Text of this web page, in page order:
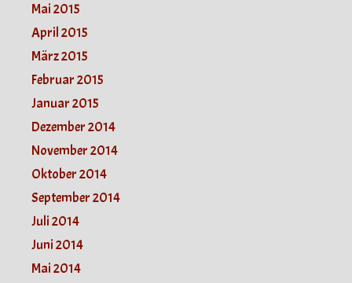
Mai 2015
April 2015
März 2015
Februar 2015
Januar 2015
Dezember 2014
November 2014
Oktober 2014
September 2014
Juli 2014
Juni 2014
Mai 2014